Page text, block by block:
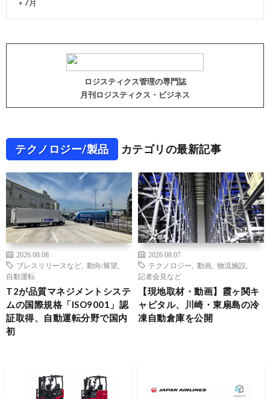
« 7月
ロジスティクス管理の専門誌
月刊ロジスティクス・ビジネス
テクノロジー/製品 カテゴリの最新記事
2026.08.08
プレスリリースなど
動向/展望
自動運転
T2が品質マネジメントシステ
ムの国際規格「ISO9001」認
証取得、自動運転分野で国内
初
2026.08.07
テクノロジー
動画 物流施設
記者会見など
【現地取材・動画】霞ヶ関キ
ャピタル、川崎・東扇島の冷
凍自動倉庫を公開